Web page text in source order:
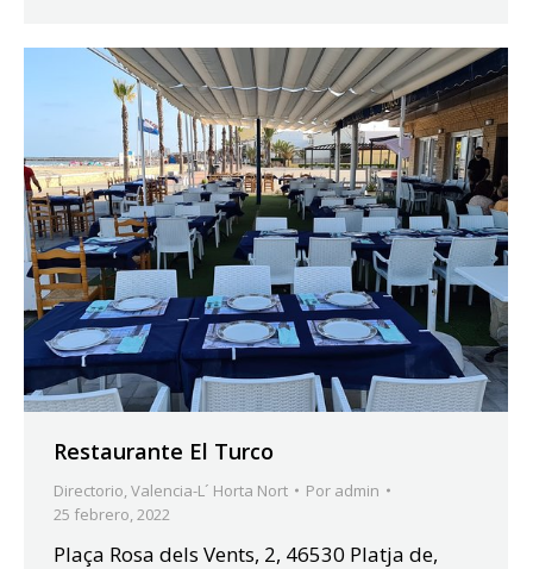
Restaurante El Turco
Directorio,Valencia-L´ Horta Nort Por admin
25 febrero, 2022
Plaça Rosa dels Vents, 2, 46530 Platja de,